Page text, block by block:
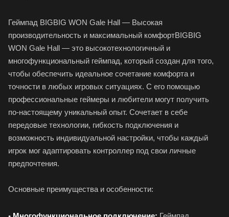
Геймпад BIGBIG WON Gale Hall — Высокая
производительность и максимальный комфортBIGBIG
WON Gale Hall — это высокотехнологичный и
многофункциональный геймпад, который создан для того,
чтобы обеспечить идеальное сочетание комфорта и
точности в любых игровых ситуациях. С его помощью
профессиональные геймеры и любители могут получить
по-настоящему уникальный опыт. Сочетает в себе
передовые технологии, гибкость подключения и
возможность индивидуальной настройки, чтобы каждый
игрок мог адаптировать контроллер под свои личные
предпочтения.
Основные преимущества и особенности: